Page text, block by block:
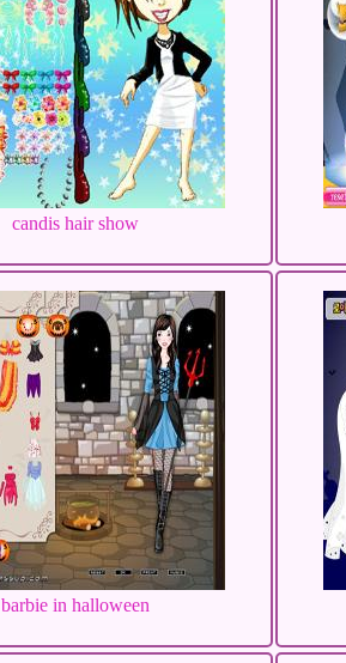
candis hair show
barbie in halloween